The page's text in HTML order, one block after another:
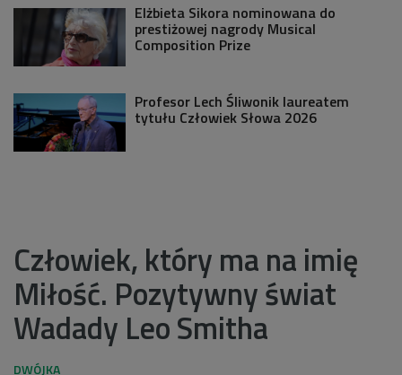
Elżbieta Sikora nominowana do
prestiżowej nagrody Musical
Composition Prize
Profesor Lech Śliwonik laureatem
tytułu Człowiek Słowa 2026
Człowiek, który ma na imię
Miłość. Pozytywny świat
Wadady Leo Smitha